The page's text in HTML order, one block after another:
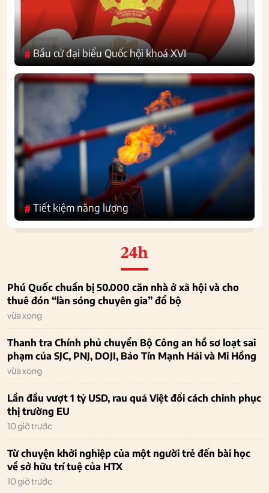
#Bầu cử đại biểu Quốc hội khoá XVI
#Tiết kiệm năng lượng
24h
Phú Quốc chuẩn bị 50.000 căn nhà ở xã hội và cho
thuê đón “làn sóng chuyên gia” đổ bộ
vừa xong
Thanh tra Chính phủ chuyển Bộ Công an hồ sơ loạt sai
phạm của SJC, PNJ, DOJI, Bảo Tín Mạnh Hải và Mi Hồng
vừa xong
Lần đầu vượt 1 tỷ USD, rau quả Việt đổi cách chinh phục
thị trường EU
10 giờ trước
Từ chuyện khởi nghiệp của một người trẻ đến bài học
về sở hữu trí tuệ của HTX
10 giờ trước